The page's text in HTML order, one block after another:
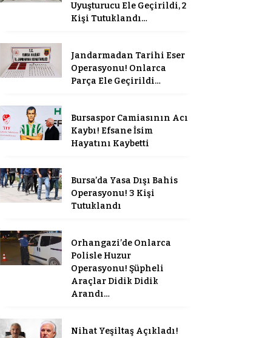
Uyuşturucu Ele Geçirildi, 2
Kişi Tutuklandı…
Jandarmadan Tarihi Eser
Operasyonu! Onlarca
Parça Ele Geçirildi…
Bursaspor Camiasının Acı
Kaybı! Efsane İsim
Hayatını Kaybetti
Bursa’da Yasa Dışı Bahis
Operasyonu! 3 Kişi
Tutuklandı
Orhangazi’de Onlarca
Polisle Huzur
Operasyonu! Şüpheli
Araçlar Didik Didik
Arandı…
Nihat Yeşiltaş Açıkladı!